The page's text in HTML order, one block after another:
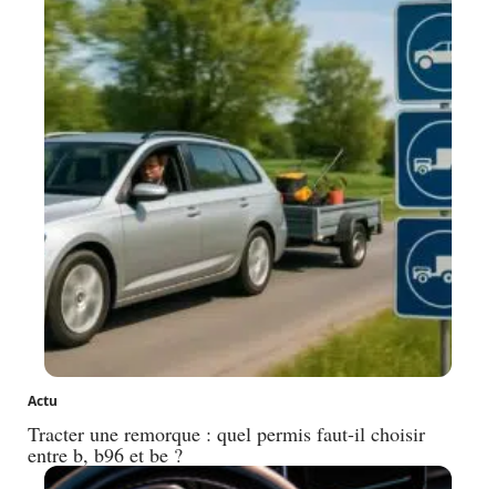
Actu
Tracter une remorque : quel permis faut-il choisir
entre b, b96 et be ?